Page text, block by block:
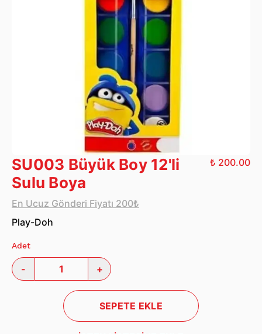
SU003 Büyük Boy 12'li
Sulu Boya
En Ucuz Gönderi Fiyatı 200₺
₺ 200.00
Play-Doh
Adet
- +
SEPETE EKLE